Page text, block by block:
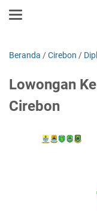
Beranda /Cirebon /
Lowongan
Cirebon